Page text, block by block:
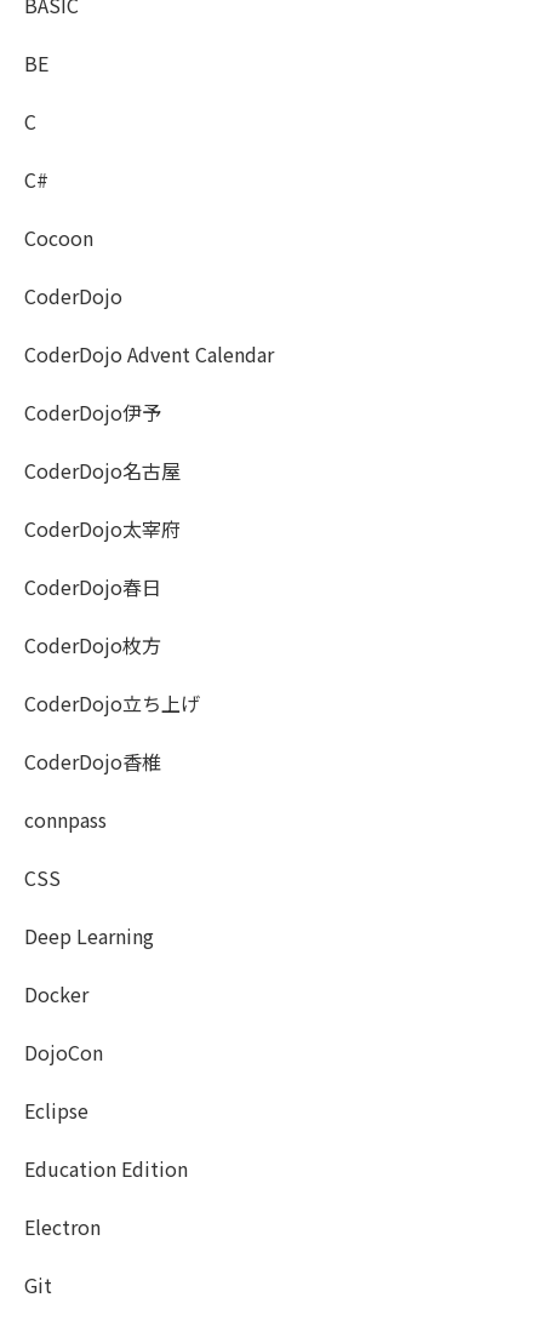
BE
C
C#
Cocoon
CoderDojo
CoderDojo Advent Calendar
CoderDojo伊予
CoderDojo名古屋
CoderDojo太宰府
CoderDojo春日
CoderDojo枚方
CoderDojo立ち上げ
CoderDojo香椎
connpass
CSS
Deep Learning
Docker
DojoCon
Eclipse
Education Edition
Electron
Git